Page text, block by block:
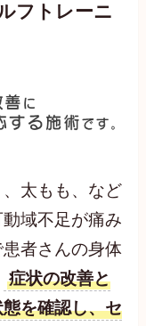
フトレーニ
太もも、など
域不足が痛み
者さんの身体
症状の改善と
を確認し、セ